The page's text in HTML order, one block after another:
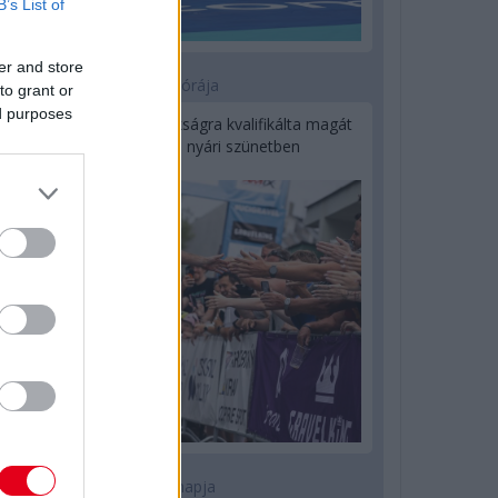
List of
and store
grant or
purposes
15 órája
Kerékpáros világbajnokságra kvalifikálta magát
Bottas az F1-es nyári szünetben
1 napja